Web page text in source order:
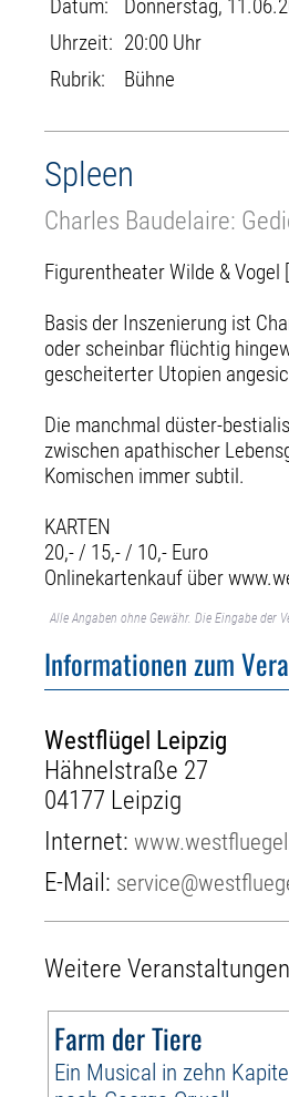
Datum:
Donnerstag,
Uhrzeit: 20:00 Uhr
Rubrik:
Bühne
Spleen
Charles Baudelaire:
Figurentheater Wilde & Vogel
Basis der Inszenierung ist
oder scheinbar flüchtig
gescheiterter Utopien
Die manchmal düster-
zwischen apathischer
Komischen immer subtil.
KARTEN
20,- / 15,- / 10,- Euro
Onlinekartenkauf über
Alle Angaben ohne Gewähr. Die Eingabe der
Informationen zum
Westflügel Leipzig
Hähnelstraße 27
04177 Leipzig
Internet:
E-Mail:
Weitere
Farm der Tiere
Ein Musical in zehn